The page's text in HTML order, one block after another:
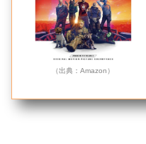
（出典：Amazon）